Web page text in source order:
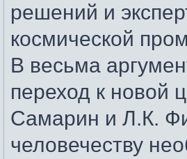
решений и
космической
В весьма
переход к новой
Самарин и Л.К.
человечеству